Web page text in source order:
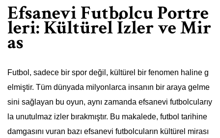
Efsanevi Futbolcu Portre
leri: Kültürel İzler ve Mir
as
Futbol, sadece bir spor değil, kültürel bir fenomen haline g
elmiştir. Tüm dünyada milyonlarca insanın bir araya gelme
sini sağlayan bu oyun, aynı zamanda efsanevi futbolcularıy
la unutulmaz izler bırakmıştır. Bu makalede, futbol tarihine
damgasını vuran bazı efsanevi futbolcuların kültürel mirası